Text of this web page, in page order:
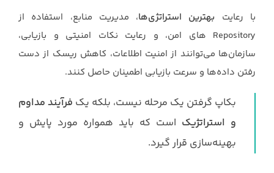
با رعایت بهترین استراتژی‌ها، مدیریت منابع، استفاده از
Repository های امن، و رعایت نکات امنیتی و بازیابی،
سازمان‌ها می‌توانند از امنیت اطلاعات، کاهش ریسک از دست
رفتن داده‌ها و سرعت بازیابی اطمینان حاصل کنند.
بکاپ گرفتن یک مرحله نیست، بلکه یک فرآیند مداوم
و استراتژیک است که باید همواره مورد پایش و
بهینه‌سازی قرار گیرد.